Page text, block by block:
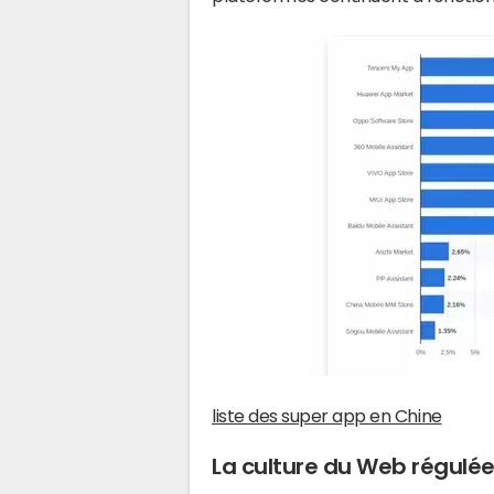
listedes super app en Chine
La culture du Web